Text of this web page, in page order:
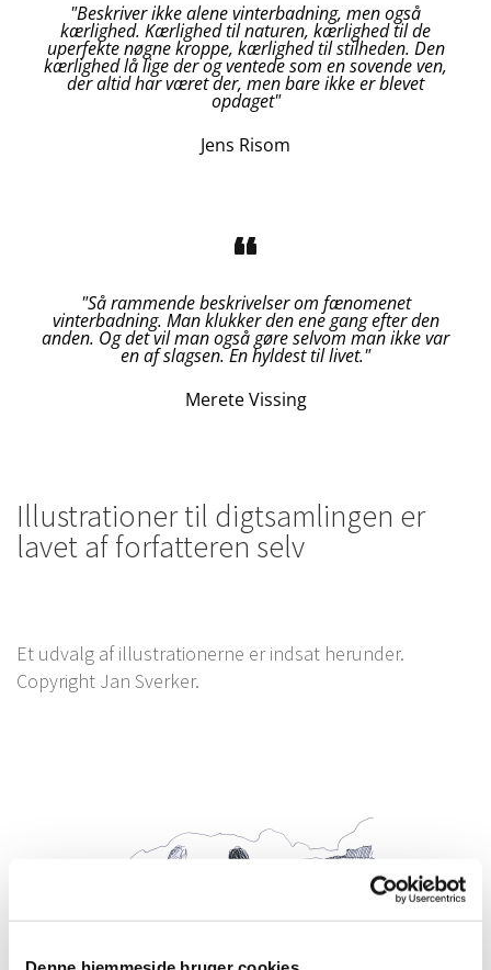
"Beskriver ikke alene vinterbadning, men også
kærlighed. Kærlighed til naturen, kærlighed til de
uperfekte nøgne kroppe, kærlighed til stilheden. Den
kærlighed lå lige der og ventede som en sovende ven,
der altid har været der, men bare ikke er blevet
opdaget"
Jens Risom
"Så rammende beskrivelser om fænomenet
vinterbadning. Man klukker den ene gang efter den
anden. Og det vil man også gøre selvom man ikke var
en af slagsen. En hyldest til livet."
Merete Vissing
Illustrationer til digtsamlingen er
lavet af forfatteren selv
Et udvalg af illustrationerne er indsat herunder.
Copyright Jan Sverker.